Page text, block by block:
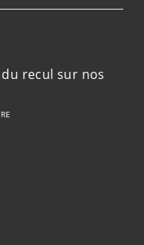
recul sur nos